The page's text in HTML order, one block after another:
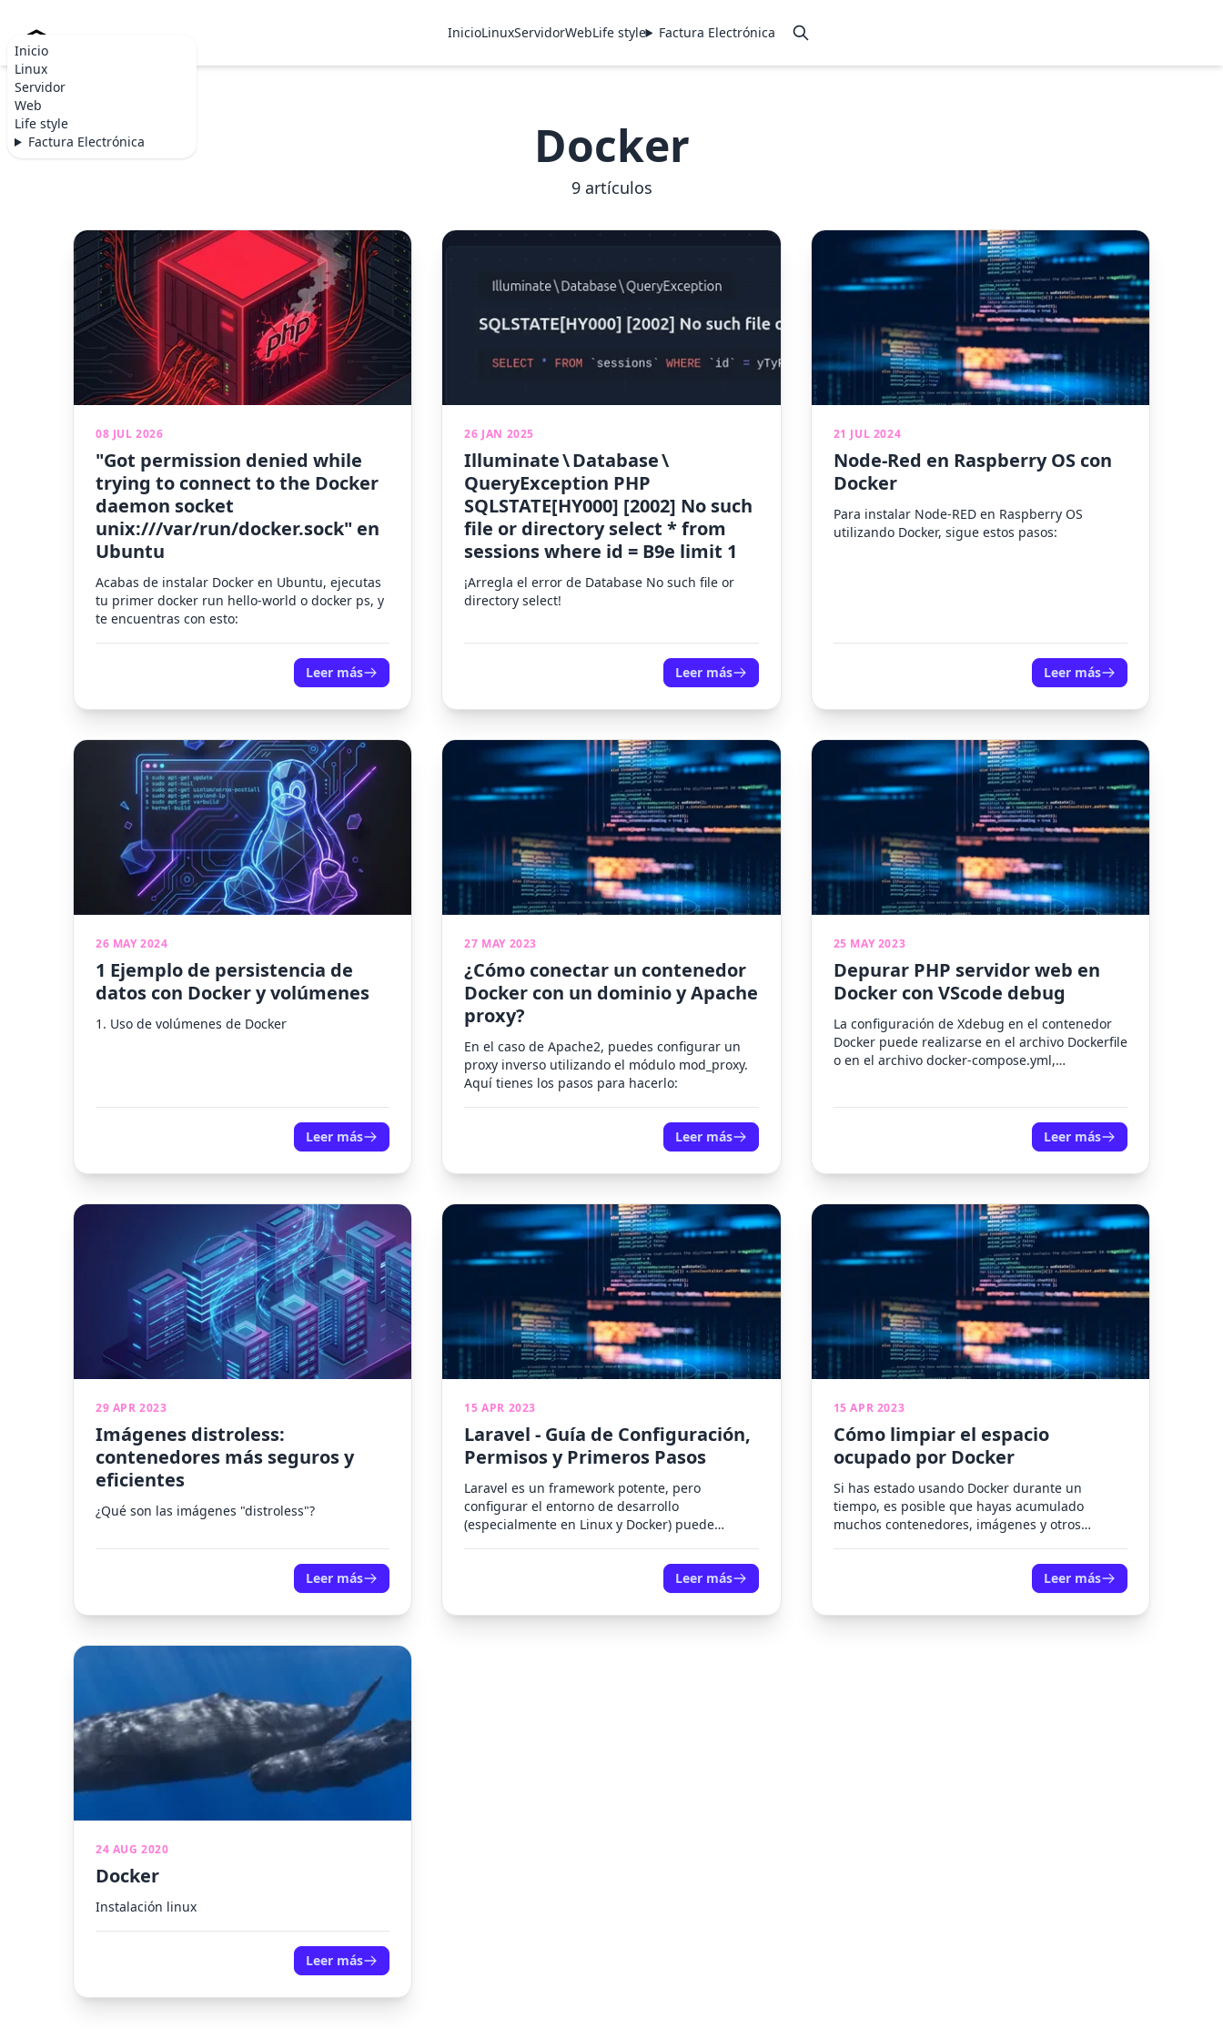
Inicio
Linux
Servidor
Web
Life style
Factura Electrónica
InicioLinuxServidorWebLife style Factura Electrónica
Docker
9 artículos
08 JUL 2026
"Got permission denied while
trying to connect to the Docker
daemon socket
unix:///var/run/docker.sock" en
Ubuntu
Acabas de instalar Docker en Ubuntu, ejecutas
tu primer docker run hello-world o docker ps, y
te encuentras con esto:
Leer más
26 JAN 2025
Illuminate \ Database \
QueryException PHP
SQLSTATE[HY000] [2002] No such
file or directory select * from
sessions where id = B9e limit 1
¡Arregla el error de Database No such file or
directory select!
Leer más
21 JUL 2024
Node-Red en Raspberry OS con
Docker
Para instalar Node-RED en Raspberry OS
utilizando Docker, sigue estos pasos:
Leer más
26 MAY 2024
1 Ejemplo de persistencia de
datos con Docker y volúmenes
1. Uso de volúmenes de Docker
Leer más
27 MAY 2023
¿Cómo conectar un contenedor
Docker con un dominio y Apache
proxy?
En el caso de Apache2, puedes configurar un
proxy inverso utilizando el módulo mod_proxy.
Aquí tienes los pasos para hacerlo:
Leer más
25 MAY 2023
Depurar PHP servidor web en
Docker con VScode debug
La configuración de Xdebug en el contenedor
Docker puede realizarse en el archivo Dockerfile
o en el archivo docker-compose.yml,
Leer más
29 APR 2023
Imágenes distroless:
contenedores más seguros y
eficientes
¿Qué son las imágenes "distroless"?
Leer más
15 APR 2023
Laravel - Guía de Configuración,
Permisos y Primeros Pasos
Laravel es un framework potente, pero
configurar el entorno de desarrollo
(especialmente en Linux y Docker) puede
Leer más
15 APR 2023
Cómo limpiar el espacio
ocupado por Docker
Si has estado usando Docker durante un
tiempo, es posible que hayas acumulado
muchos contenedores, imágenes y otros
Leer más
24 AUG 2020
Docker
Instalación linux
Leer más